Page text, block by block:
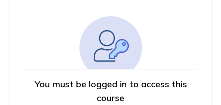
You must be logged in to access this
course